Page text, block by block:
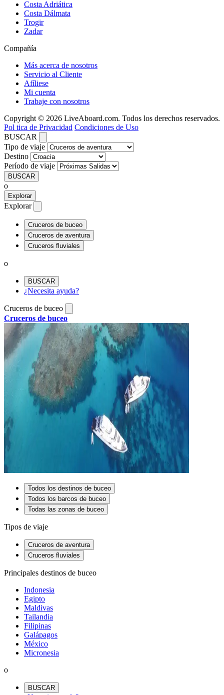
Costa Adriática
Costa Dálmata
Trogir
Zadar
Compañía
Más acerca de nosotros
Servicio al Cliente
Afíliese
Mi cuenta
Trabaje con nosotros
Copyright © 2026 LiveAboard.com. Todos los derechos reservados.
Pol tica de Privacidad Condiciones de Uso
BUSCAR
Tipo de viaje
Destino
Período de viaje
BUSCAR
o
Explorar
Explorar
Cruceros de buceo
Cruceros de aventura
Cruceros fluviales
o
BUSCAR
¿Necesita ayuda?
Cruceros de buceo
Cruceros de buceo
Todos los destinos de buceo
Todos los barcos de buceo
Todas las zonas de buceo
Tipos de viaje
Cruceros de aventura
Cruceros fluviales
Principales destinos de buceo
Indonesia
Egipto
Maldivas
Tailandia
Filipinas
Galápagos
México
Micronesia
o
BUSCAR